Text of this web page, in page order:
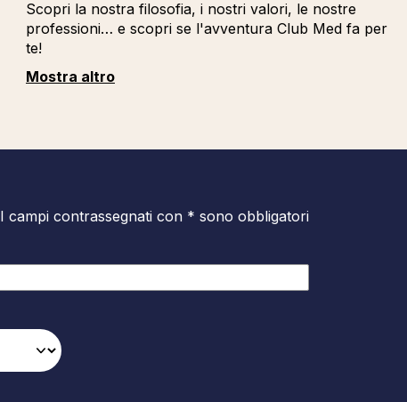
Scopri la nostra filosofia, i nostri valori, le nostre
professioni… e scopri se l'avventura Club Med fa per
te!
Mostra altro
I campi contrassegnati con * sono obbligatori